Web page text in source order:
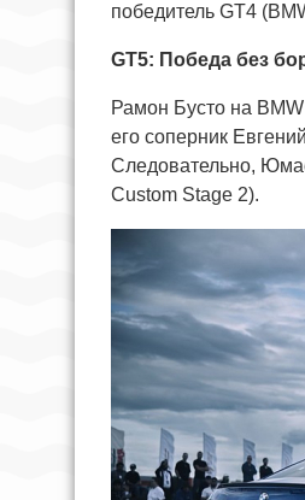
победитель GT4
GT5: Победа без
Рамон Бусто на
его соперник
Следовательно,
Custom Stage 2).